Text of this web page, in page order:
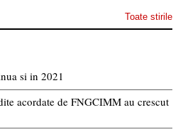
Toate stirile
si in 2021
acordate de FNGCIMM au crescut